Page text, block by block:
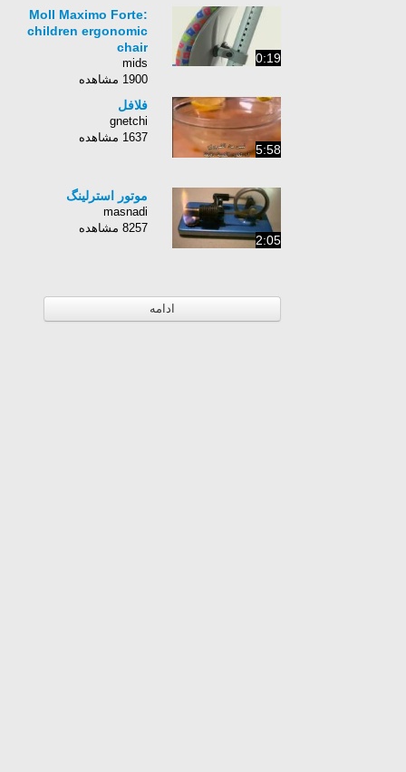
0:19
Moll Maximo Forte:
children ergonomic
chair
mids
1900 مشاهده
5:58
فلافل
gnetchi
1637 مشاهده
2:05
موتور استرلینگ
masnadi
8257 مشاهده
ادامه